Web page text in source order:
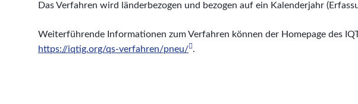
Das Verfahren wird länderbezogen und bezogen auf ein Kalenderjahr
Weiterführende Informationen zum Verfahren können der Homepage des
https://iqtig.org/qs-verfahren/pneu/ .